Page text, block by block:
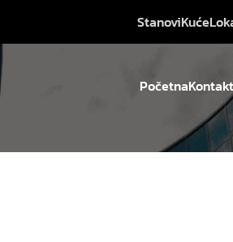
StanoviKuće
PočetnaKontakt